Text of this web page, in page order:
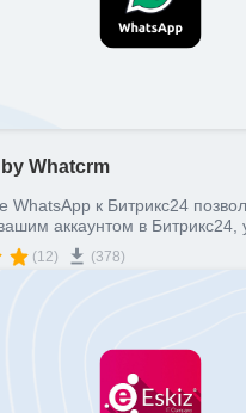
Whatcrm
WhatsApp к Битрикс24
аккаунтом в Битрикс24,
и передачу файлов, включая
"Открытые линии".
(12) (378)